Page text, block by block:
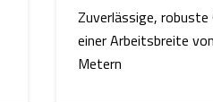
Zuverlässige, robuste
einer Arbeitsbreite
Metern